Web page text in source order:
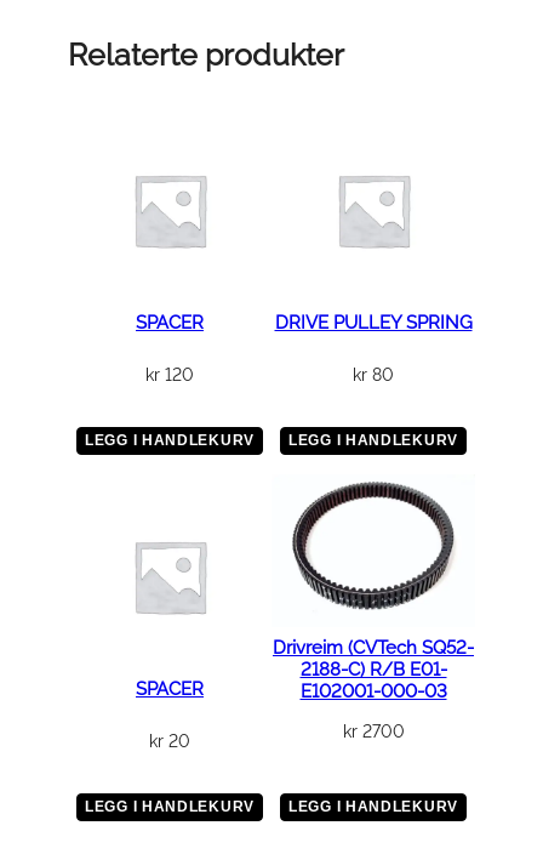
Relaterte produkter
SPACER
kr 120
LEGG I HANDLEKURV
DRIVE PULLEY SPRING
kr 80
LEGG I HANDLEKURV
SPACER
kr 20
LEGG I HANDLEKURV
Drivreim (CVTech SQ52-
2188-C) R/B E01-
E102001-000-03
kr2700
LEGG I HANDLEKURV